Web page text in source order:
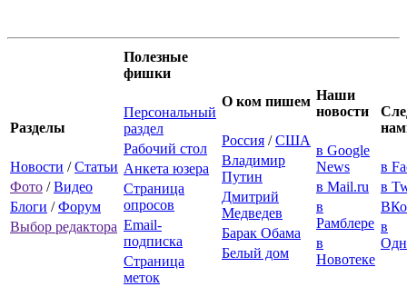
Разделы
Новости /Статьи
Фото /Видео
Блоги /Форум
Выбор редактора
Полезные
фишки
Персональный
раздел
Рабочий стол
Анкета юзера
Страница
опросов
Email-
подписка
Страница
меток
О ком пишем
Россия /США
Владимир
Путин
Дмитрий
Медведев
Барак Обама
Белый дом
Наши
новости
в Google
News
в Mail.ru
в
Рамблере
в
Новотеке
в
в
в